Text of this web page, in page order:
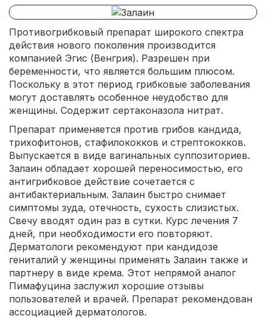
Противогрибковый препарат широкого спектра
действия нового поколения производится
компанией Эгис (Венгрия). Разрешен при
беременности, что является большим плюсом.
Поскольку в этот период грибковые заболевания
могут доставлять особенное неудобство для
женщины. Содержит сертаконазола нитрат.
Препарат применяется против грибов кандида,
трихофитонов, стафилококков и стрептококков.
Выпускается в виде вагинальных суппозиториев.
Залаин обладает хорошей переносимостью, его
антигрибковое действие сочетается с
антибактериальным. Залаин быстро снимает
симптомы зуда, отечность, сухость слизистых.
Свечу вводят один раз в сутки. Курс лечения 7
дней, при необходимости его повторяют.
Дерматологи рекомендуют при кандидозе
гениталий у женщины применять Залаин также и
партнеру в виде крема. Этот непрямой аналог
Пимафуцина заслужил хорошие отзывы
пользователей и врачей. Препарат рекомендован
ассоциацией дерматологов.